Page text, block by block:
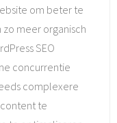
om beter te
meer organisch
SEO
concurrentie
complexere
te